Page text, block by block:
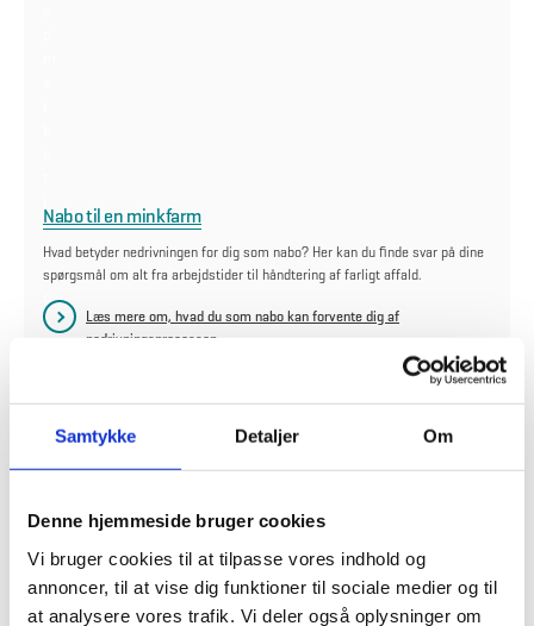
Samtykke Detaljer Om
Denne hjemmeside bruger cookies
Vi bruger cookies til at tilpasse vores indhold og
annoncer, til at vise dig funktioner til sociale medier og til
at analysere vores trafik. Vi deler også oplysninger om
n
g
c
o
o
s
e
Nabo til en minkfarm
Hvad betyder nedrivningen for dig som nabo? Her kan du finde svar på dine
spørgsmål om alt fra arbejdstider til håndtering af farligt affald.
Læs mere om, hvad du som nabo kan forvente dig af
nedrivningsprocessen.